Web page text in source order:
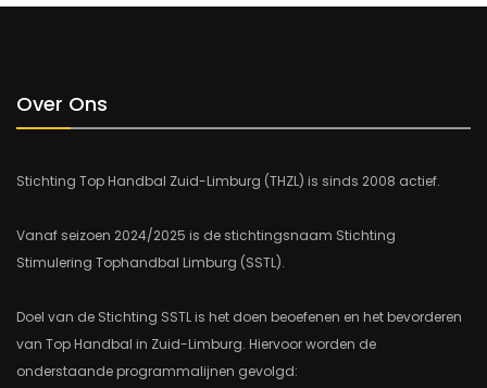
Over Ons
Stichting Top Handbal Zuid-Limburg (THZL) is sinds 2008 actief.
Vanaf seizoen 2024/2025 is de stichtingsnaam Stichting
Stimulering Tophandbal Limburg (SSTL).
Doel van de Stichting SSTL is het doen beoefenen en het bevorderen
van Top Handbal in Zuid-Limburg. Hiervoor worden de
onderstaande programmalijnen gevolgd: